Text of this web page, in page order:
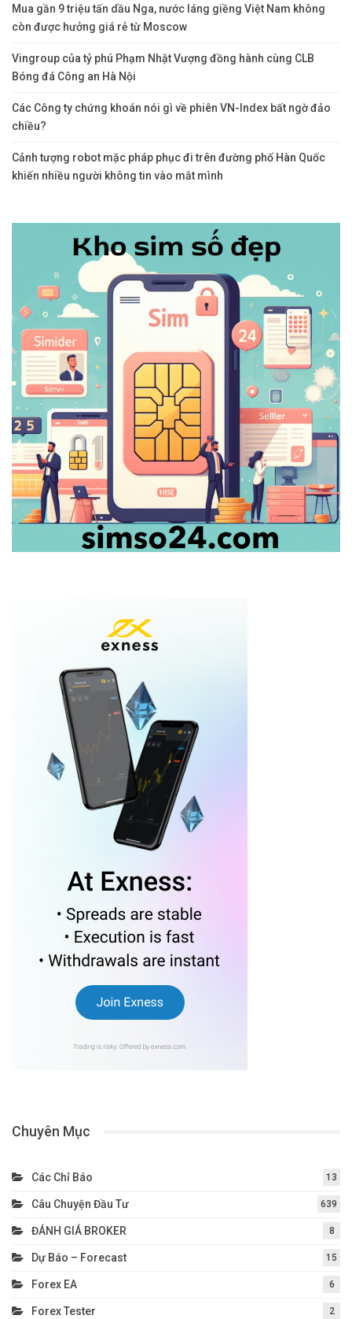
Mua gần 9 triệu tấn dầu Nga, nước láng giềng Việt Nam không
còn được hưởng giá rẻ từ Moscow
Vingroup của tỷ phú Phạm Nhật Vượng đồng hành cùng CLB
Bóng đá Công an Hà Nội
Các Công ty chứng khoán nói gì về phiên VN-Index bất ngờ đảo
chiều?
Cảnh tượng robot mặc pháp phục đi trên đường phố Hàn Quốc
khiến nhiều người không tin vào mắt mình
Chuyên Mục
Các Chỉ Báo 13
Câu Chuyện Đầu Tư 639
ĐÁNH GIÁ BROKER 8
Dự Báo – Forecast 15
Forex EA 6
Forex Tester 2